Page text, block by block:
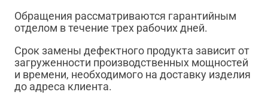
Обращения рассматриваются гарантийным
отделом в течение трех рабочих дней.
Срок замены дефектного продукта зависит от
загруженности производственных мощностей
и времени, необходимого на доставку изделия
до адреса клиента.